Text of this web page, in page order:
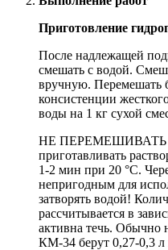
Приготовление
После надлежащей
смешать с водой.
вручную. Перемешать
консистенции
воды на 1 кг сухой
НЕ ПЕРЕМЕШИВАТЬ
приготавливать
1-2 мин при 20 °С.
непригодным для
затворять водой!
рассчитывается в
активна течь. Обычно
КМ-34 берут 0,27-0,3 л